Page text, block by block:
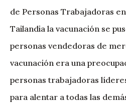
de Personas Trabajadoras
Tailandia la vacunación se
personas vendedoras de
vacunación era una
personas trabajadoras
para alentar a todas las